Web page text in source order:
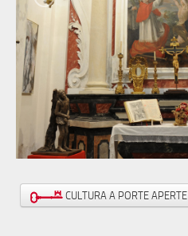
CULTURA A PORTE APERTE